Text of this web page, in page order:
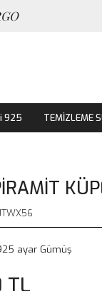
925 TEMİZLEME
ayar Gümüş
TL